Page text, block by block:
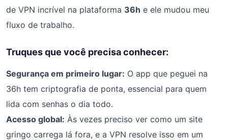
de VPN incrível na plataforma 36h e ele mudou meu
fluxo de trabalho.
Truques que você precisa conhecer:
Segurança em primeiro lugar: O app que peguei na
36h tem criptografia de ponta, essencial para quem
lida com senhas o dia todo.
Acesso global: Às vezes preciso ver como um site
gringo carrega lá fora, e a VPN resolve isso em um